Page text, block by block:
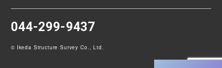
044-299-9437
© Ikeda Structure Survey Co., Ltd.